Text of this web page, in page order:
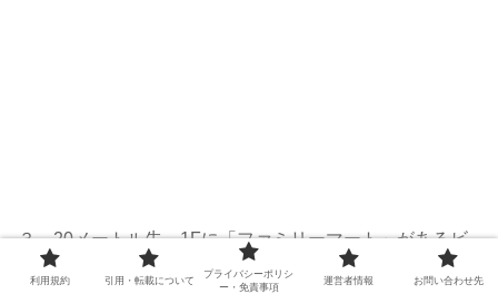
３．20メートル先、1Fに「ファミリーマート」があるビ
ルの2Fにスタジオがあります。
利用規約 引用・転載について
プライバシーポリシ
ー・免責事項
運営者情報 お問い合わせ先